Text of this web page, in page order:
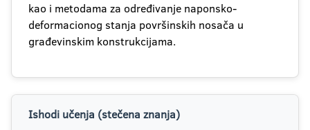
kao i metodama za određivanje naponsko-
deformacionog stanja površinskih nosača u
građevinskim konstrukcijama.
Ishodi učenja (stečena znanja)